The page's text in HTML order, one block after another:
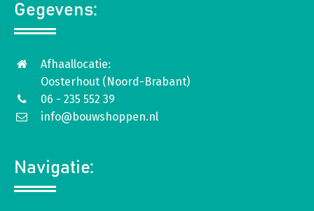
Gegevens:
Afhaallocatie:
Oosterhout (Noord-Brabant)
06 - 235 552 39
info@bouwshoppen.nl
Navigatie: